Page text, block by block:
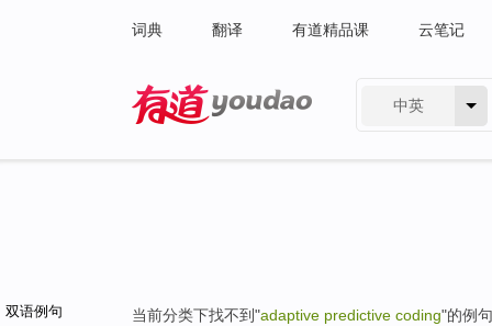
词典 翻译 有道精品课 云笔记
中英
双语例句 当前分类下找不到"adaptive predictive coding"的例